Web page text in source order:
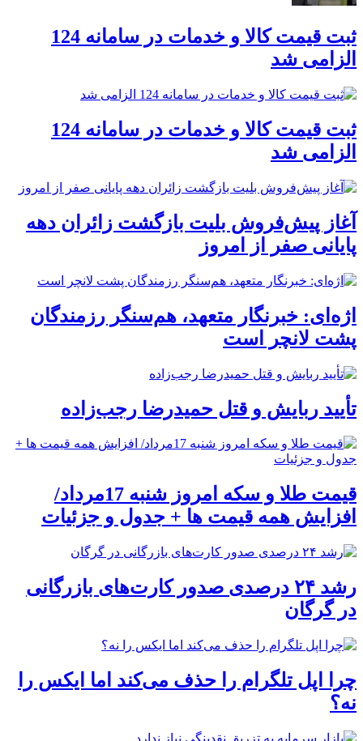
ثبت قیمت کالا و خدمات در سامانه 124
الزامی شد
ثبت قیمت کالا و خدمات در سامانه 124
الزامی شد
آغاز پیش‌فروش بلیت بازگشت زائران دهه
پایانی صفر از امروز
اژه‌ای: خبرنگار متعهد، هم‌سنگر رزمندگان
پشت لانچر است
تأیید ربایش و قتل حمیدرضا رجب‌زاده
قیمت طلا و سکه امروز شنبه 17مرداد/
افزایش همه قیمت ها + جدول و جزئیات
رشد ۲۴ درصدی صدور کارت‌های بازرگانی
در گرگان
چرا اپل تلگرام را حذف می‌کند اما ایکس را
نه؟